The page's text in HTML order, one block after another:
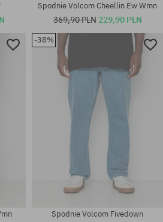
Dostępne rozmiary:
30X32; 32X34
Spodnie Volcom Cheellin Ew Wmn
369,90 PLN 229,90 PLN
-38%
Spodnie Volcom Fivedown